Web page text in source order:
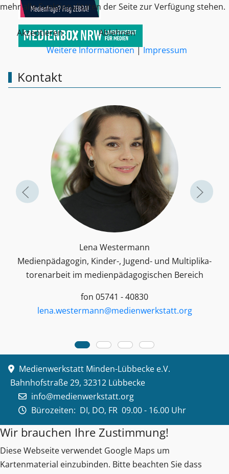
Kontakt
Lena Westermann
Medienpädagogin, Kinder-, Jugend- und Multiplika­
toren­arbeit im medienpädagogischen Bereich
fon 05741 - 40830
lena.westermann@medienwerkstatt.org
Medienwerkstatt Minden-Lübbecke e.V.
Bahnhofstraße 29, 32312 Lübbecke
info@medienwerkstatt.org
Bürozeiten: DI, DO, FR 09.00 - 16.00 Uhr
Wir brauchen Ihre Zustimmung!
Diese Webseite verwendet Google Maps um
Kartenmaterial einzubinden. Bitte beachten Sie dass
mehr alle Funktionalitäten der Seite zur Verfügung stehen.
Akzeptieren
Ablehnen
Weitere Informationen|Impressum